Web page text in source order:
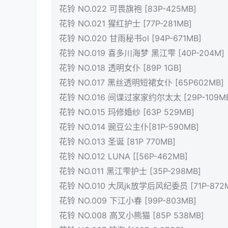
花铃 NO.022 可畏旗袍 [83P-425MB]
花铃 NO.021 猩红护士 [77P-281MB]
花铃 NO.020 甘雨秘书ol [94P-671MB]
花铃 NO.019 喜多川海梦 黑江雫 [40P-204M]
花铃 NO.018 透明女仆 [89P 1GB]
花铃 NO.017 黑丝透明短裙女仆 [65P602MB]
花铃 NO.016 间谍过家家约尔太太 [29P-
花铃 NO.015 玛修婚纱 [63P 529MB]
花铃 NO.014 豌豆公主仆[81P-590MB]
花铃 NO.013 圣诞 [81P 770MB]
花铃 NO.012 LUNA [[56P-462MB]
花铃 NO.011 黑江雫护士 [35P-298MB]
花铃 NO.010 大凤jk放学后风纪委员 [71P-
花铃 NO.009 下江小春 [99P-803MB]
花铃 NO.008 高叉小熊猫 [85P 538MB]